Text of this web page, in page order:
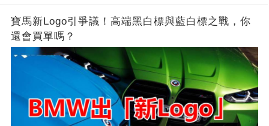
寶馬新Logo引爭議！高端黑白標與藍白標之戰，你
還會買單嗎？